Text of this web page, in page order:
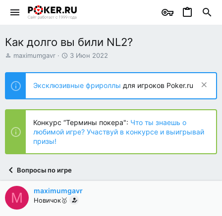
Как долго вы били NL2?
А
т
о
р
т
е
ы
maximumgavr
Д
т
н
а
ч
л
а
3 Июн 2022
Эксклюзивные фрироллы для игроков Poker.ru
Конкурс “Термины покера": Что ты знаешь о
любимой игре? Участвуй в конкурсе и выигрывай
призы!
Вопросы по игре
M maximumgavr
Новичок🥇